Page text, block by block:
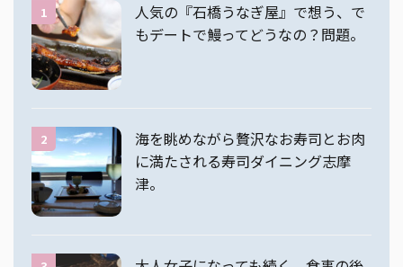
1
人気の『石橋うなぎ屋』で想う、で
もデートで鰻ってどうなの？問題。
2
海を眺めながら贅沢なお寿司とお肉
に満たされる寿司ダイニング志摩
津。